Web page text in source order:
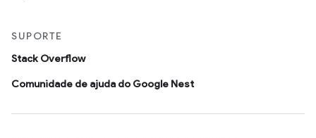
SUPORTE
Stack Overflow
Comunidade de ajuda do Google Nest